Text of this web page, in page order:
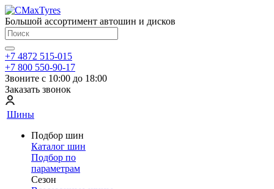
Большой ассортимент автошин и дисков
+7 4872 515-015
+7 800 550-90-17
Звоните с 10:00 до 18:00
Заказать звонок
Шины
Подбор шин
Каталог шин
Подбор по
параметрам
Сезон